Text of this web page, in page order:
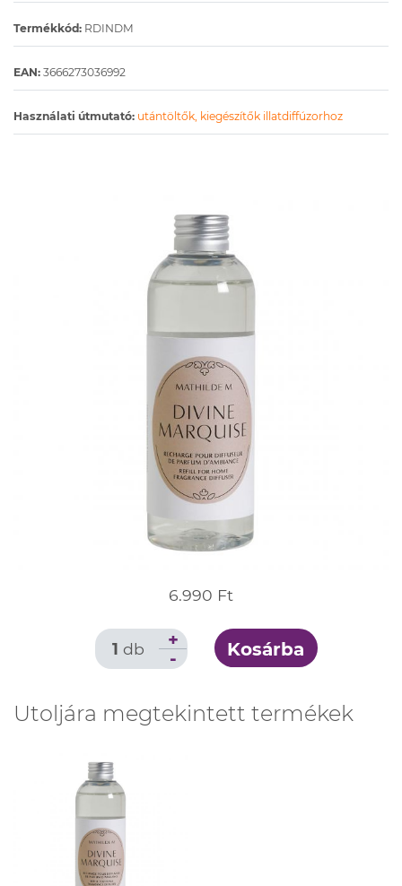
Termékkód: RDINDM
EAN: 3666273036992
Használati útmutató: utántöltők, kiegészítők illatdiffúzorhoz
6.990 Ft
1 db -
+ Kosárba
Utoljára megtekintett termékek